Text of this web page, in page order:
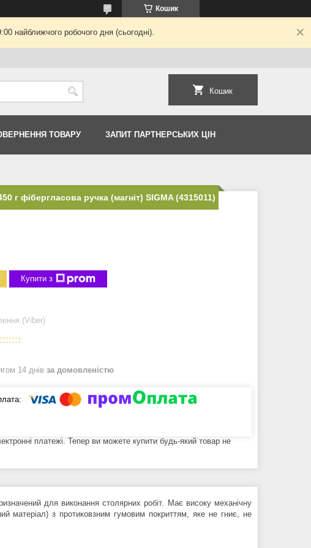
Кошик
найближчого робочого дня (сьогодні).
Кошик
ТОВАРУ ЗАПИТ ПАРТНЕРСЬКИХ ЦІН
г фібергласова ручка (магніт) SIGMA (4315011)
Купити з
(Viber)
14 днів за домовленістю
платежі. Тепер ви можете купити будь-який товар не
для виконання столярних робіт. Має високу механічну
матеріал) з протиковзним гумовим покриттям, яке не гниє, не